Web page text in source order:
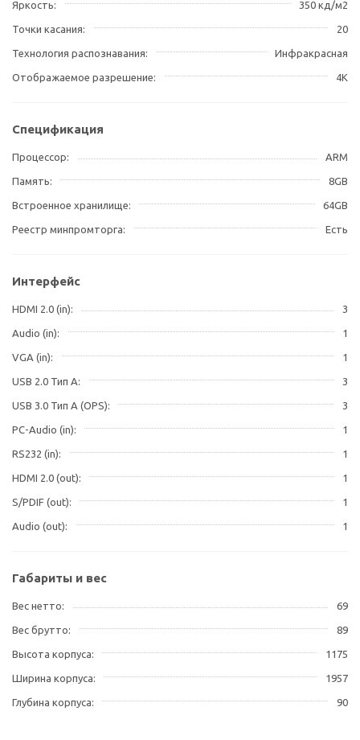
Яркость 350 кд/м2
Точки касания 20
Технология распознавания Инфракрасная
Отображаемое разрешение 4K
Спецификация
Процессор ARM
Память 8GB
Встроенное хранилище 64GB
Реестр минпромторга Есть
Интерфейс
HDMI 2.0 (in) 3
Audio (in) 1
VGA (in) 1
USB 2.0 Тип A 3
USB 3.0 Тип А (OPS) 3
PC-Audio (in) 1
RS232 (in) 1
HDMI 2.0 (out) 1
S/PDIF (out) 1
Audio (out) 1
Габариты и вес
Вес нетто 69
Вес брутто 89
Высота корпуса 1175
Ширина корпуса 1957
Глубина корпуса 90